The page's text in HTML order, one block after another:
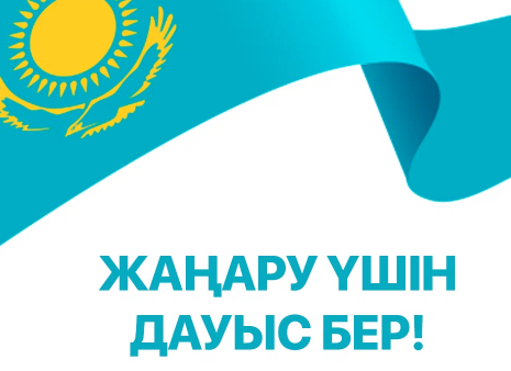
өткен еді. Есіме сол оқиға оралды. Бірақ 2019
секірмек болған азаматтар құтқарылды", - деді